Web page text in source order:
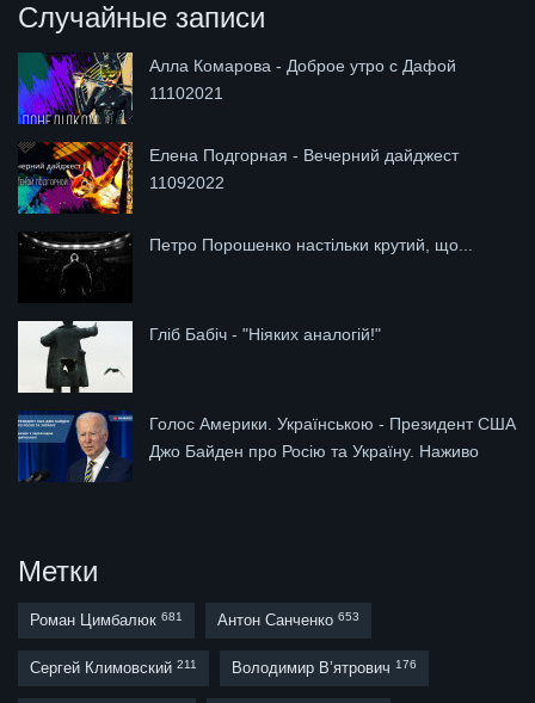
Случайные записи
Алла Комарова - Доброе утро с Дафой
11102021
Елена Подгорная - Вечерний дайджест
11092022
Петро Порошенко настільки крутий, що...
Гліб Бабіч - "Ніяких аналогій!"
Голос Америки. Українською - Президент США
Джо Байден про Росію та Україну. Наживо
Метки
Роман Цимбалюк 681 Антон Санченко 653
Сергей Климовский 211 Володимир В’ятрович 176